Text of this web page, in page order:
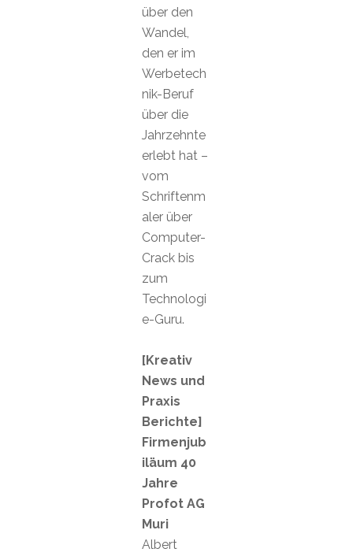
über den
Wandel,
den er im
Werbetech
nik-Beruf
über die
Jahrzehnte
erlebt hat –
vom
Schriftenm
aler über
Computer-
Crack bis
zum
Technologi
e-Guru.
[Kreativ
News und
Praxis
Berichte]
Firmenjub
iläum 40
Jahre
Profot AG
Muri
Albert